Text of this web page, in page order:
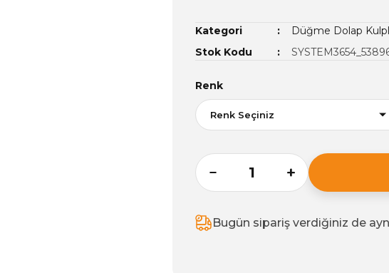
Kategori
Düğme Dolap
Stok Kodu
Renk
Bugün sipariş verdiğiniz de